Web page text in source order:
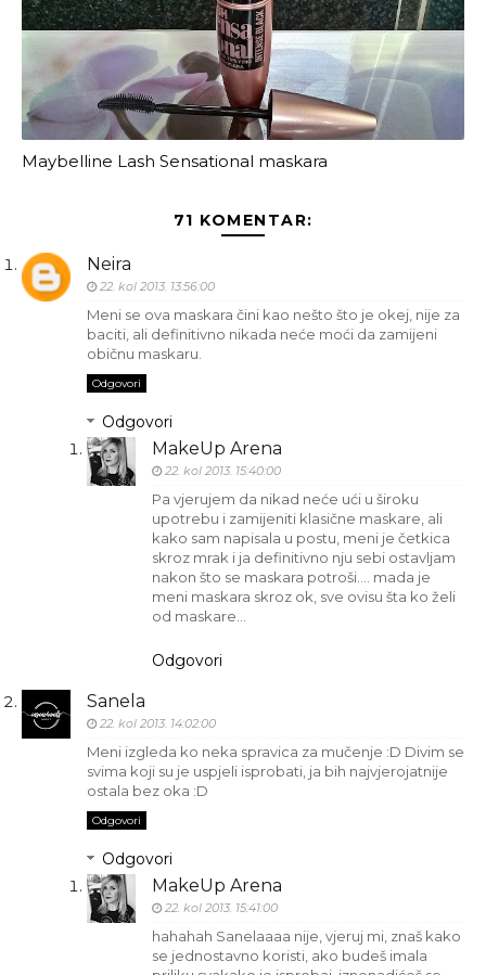
Maybelline Lash Sensational maskara
71 KOMENTAR:
Neira
22. kol 2013. 13:56:00
Meni se ova maskara čini kao nešto što je okej, nije za
baciti, ali definitivno nikada neće moći da zamijeni
običnu maskaru.
Odgovori
Odgovori
MakeUp Arena
22. kol 2013. 15:40:00
Pa vjerujem da nikad neće ući u široku
upotrebu i zamijeniti klasične maskare, ali
kako sam napisala u postu, meni je četkica
skroz mrak i ja definitivno nju sebi ostavljam
nakon što se maskara potroši.... mada je
meni maskara skroz ok, sve ovisu šta ko želi
od maskare...
Odgovori
Sanela
22. kol 2013. 14:02:00
Meni izgleda ko neka spravica za mučenje :D Divim se
svima koji su je uspjeli isprobati, ja bih najvjerojatnije
ostala bez oka :D
Odgovori
Odgovori
MakeUp Arena
22. kol 2013. 15:41:00
hahahah Sanelaaaa nije, vjeruj mi, znaš kako
se jednostavno koristi, ako budeš imala